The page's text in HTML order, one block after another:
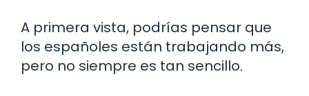
A primera vista, podrías pensar que
los españoles están trabajando más,
pero no siempre es tan sencillo.